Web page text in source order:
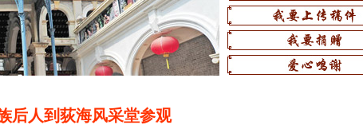
后人到荻海风采堂参观